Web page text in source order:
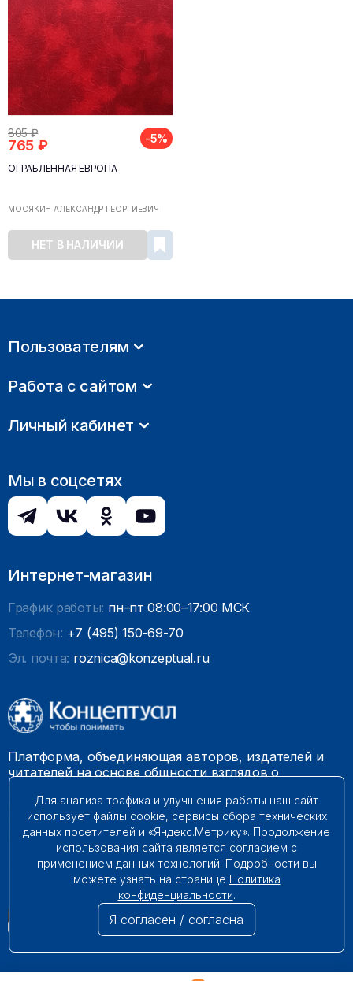
805 ₽
765 ₽ -5%
ОГРАБЛЕННАЯ ЕВРОПА
МОСЯКИН АЛЕКСАНДР ГЕОРГИЕВИЧ
НЕТ В НАЛИЧИИ
Пользователям
Работа с сайтом
Личный кабинет
Мы в соцсетях
Интернет-магазин
График работы: пн–пт 08:00–17:00 МСК
Телефон: +7 (495) 150-69-70
Эл. почта: roznica@konzeptual.ru
Платформа, объединяющая авторов, издателей и
читателей на основе общности взглядов о
гармоничного мироустройства. Наши книги можно
встретить на многих книготорговых площадках
России.
© 2009 – 2026. Все права защищены.
Для анализа трафика и улучшения работы наш сайт
использует файлы cookie, сервисы сбора технических
данных посетителей и «Яндекс.Метрику». Продолжение
использования сайта является согласием с
применением данных технологий. Подробности вы
можете узнать на странице Политика
конфиденциальности.
Я согласен / согласна